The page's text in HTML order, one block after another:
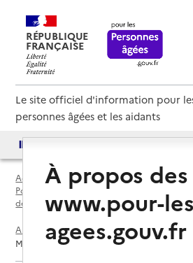
RÉPUBLIQUE
FRANÇAISE
Le site officiel d'information pour
personnes âgées et les aidants
Accueil
Espace annuaire
Points d'information locaux dédiés aux
département
Allier (03)
Vichy
Maison départementale de l'autonomie -
À propos
www.pour-
agees.gouv.fr